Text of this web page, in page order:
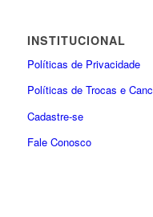
INSTITUCIONAL
Políticas de Privacidade
Políticas de Trocas e
Cadastre-se
Fale Conosco